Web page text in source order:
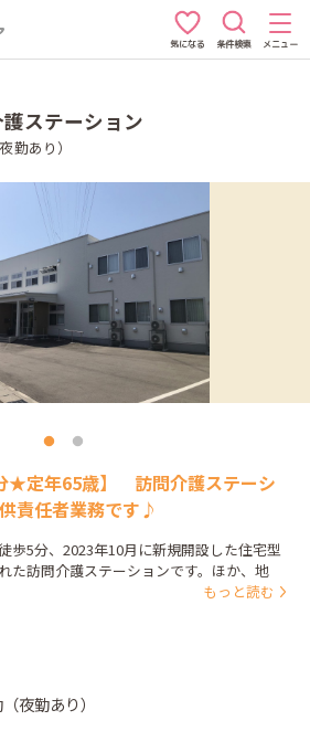
気になる 条件検索 メニュー
ステーション
勤あり）
★定年65歳】 訪問介護ステーシ
責任者業務です♪
歩5分、2023年10月に新規開設した住宅型
た訪問介護ステーションです。ほか、地
もっと読む
夜勤あり）